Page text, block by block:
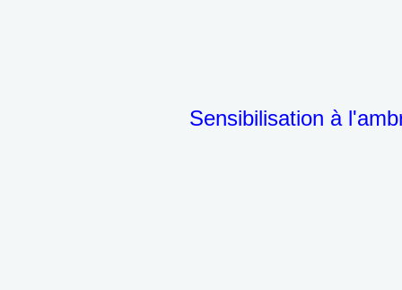
Sensibilisation à